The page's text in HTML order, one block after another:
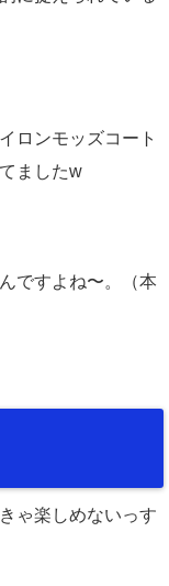
ロンモッズコート
ましたw
ですよね〜。（本
ゃ楽しめないっす